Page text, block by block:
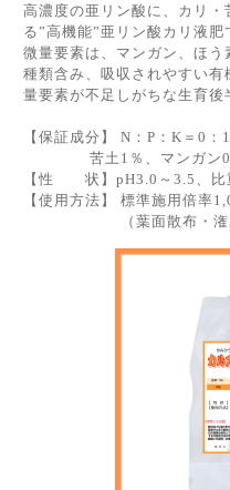
高濃度の亜リン酸に、カリ・
る”高機能”亜リン酸カリ液肥
微量要素は、マンガン、ほ
種類含み、吸収されやすい
量要素が不足しがちな生育後
【保証成分】 N：P：K＝0：
苦土1％、マンガン
【性 状】pH3.0～3.5、比
【使用方法】
標準施用倍率
（葉面散布・潅水